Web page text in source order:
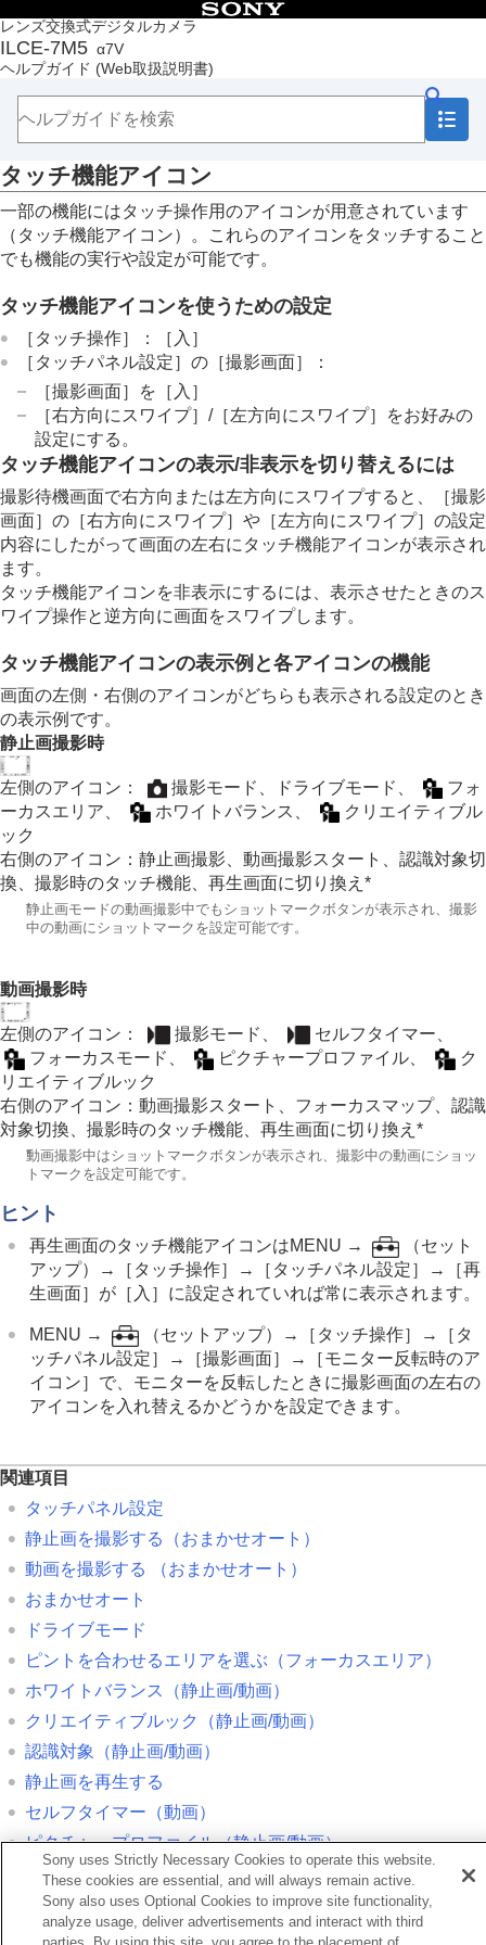
レンズ交換式デジタルカメラ
ILCE-7M5 α7V
ヘルプガイド (Web取扱説明書)
目次
トップページ
ヘルプガイドの使いかた
本体と付属品を確認する
本体前面
本体背面
本体上面
本体側面
本体底面
タッチ機能アイコン
FE 28-70mm F3.5-5.6 OSSⅡ
本機の基本操作
準備/基本的な撮影
MENU一覧から機能を探す
撮影機能を活用する
カメラをカスタマイズする
再生する
カメラの設定を変更する
スマートフォンでできること
パソコンでできること
クラウドサービスを利用する
資料
故障かな？と思ったら
タッチ機能アイコン
一部の機能にはタッチ操作用のアイコンが用意されています
（タッチ機能アイコン）。これらのアイコンをタッチすること
でも機能の実行や設定が可能です。
タッチ機能アイコンを使うための設定
［タッチ操作］ ：
［入］
［タッチパネル設定］ の ［撮影画面］
：
［撮影画面］
を ［入］
［右方向にスワイプ］ /［左方向にスワイプ］
をお好みの
設定にする。
タッチ機能アイコンの表示/非表示を切り替えるには
撮影待機画面で右方向または左方向にスワイプすると、
［撮影
画面］ の ［右方向にスワイプ］ や ［左方向にスワイプ］ の設定
内容にしたがって画面の左右にタッチ機能アイコンが表示され
ます。
タッチ機能アイコンを非表示にするには、表示させたときのス
ワイプ操作と逆方向に画面をスワイプします。
タッチ機能アイコンの表示例と各アイコンの機能
画面の左側・右側のアイコンがどちらも表示される設定のとき
の表示例です。
静止画撮影時
左側のアイコン： 撮影モード ドライブモード
フォ
ーカスエリア
ホワイトバランス
クリエイティブル
ック
右側のアイコン：静止画撮影、動画撮影スタート、 認識対象切
換
撮影時のタッチ機能 、再生画面に切り換え*
*静止画モードの動画撮影中でもショットマークボタンが表示され、撮影
中の動画にショットマークを設定可能です。
動画撮影時
左側のアイコン： 撮影モード セルフタイマー
フォーカスモード
ピクチャープロファイル
ク
リエイティブルック
右側のアイコン：動画撮影スタート、 フォーカスマップ、 認識
対象切換
撮影時のタッチ機能 、再生画面に切り換え*
*動画撮影中はショットマークボタンが表示され、撮影中の動画にショッ
トマークを設定可能です。
ヒント
再生画面のタッチ機能アイコンはMENU → （セット
アップ）→ ［タッチ操作］ → ［タッチパネル設定］ →
［再
生画面］ が ［入］ に設定されていれば常に表示されます。
MENU → （セットアップ）→ ［タッチ操作］ →
［タ
ッチパネル設定］
→ ［撮影画面］ →
［モニター反転時のア
イコン］ で、モニターを反転したときに撮影画面の左右の
アイコンを入れ替えるかどうかを設定できます。
関連項目
タッチパネル設定
静止画を撮影する（おまかせオート）
動画を撮影する （おまかせオート ）
おまかせオート
ドライブモード
ピントを合わせるエリアを選ぶ（フォーカスエリア）
ホワイトバランス
（静止画/動画）
クリエイティブルック
（静止画/動画）
認識対象
（静止画/動画）
静止画を再生する
セルフタイマー （動画）
ピクチャープロファイル（静止画/動画）
フォーカスマップ
動画を再生する
Sony uses Strictly Necessary Cookies to operate this website.
These cookies are essential, and will always remain active.
Sony also uses Optional Cookies to improve site functionality,
analyze usage, deliver advertisements and interact with third